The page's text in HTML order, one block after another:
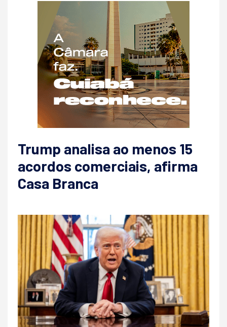
Trump analisa ao menos 15
acordos comerciais, afirma
Casa Branca